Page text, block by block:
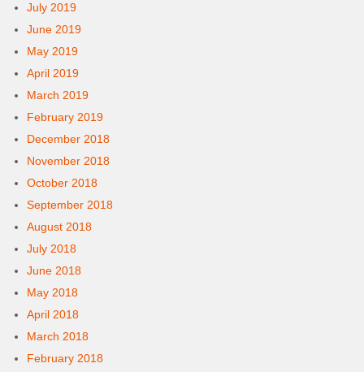
July 2019
June 2019
May 2019
April 2019
March 2019
February 2019
December 2018
November 2018
October 2018
September 2018
August 2018
July 2018
June 2018
May 2018
April 2018
March 2018
February 2018